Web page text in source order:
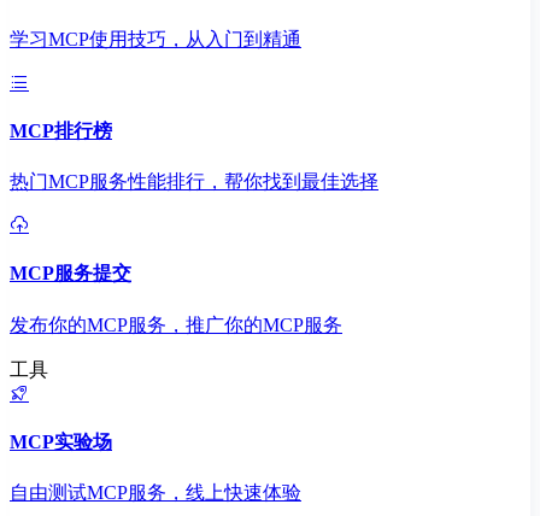
学习MCP使用技巧，从入门到精通
MCP排行榜
热门MCP服务性能排行，帮你找到最佳选择
MCP服务提交
发布你的MCP服务，推广你的MCP服务
工具
MCP实验场
自由测试MCP服务，线上快速体验